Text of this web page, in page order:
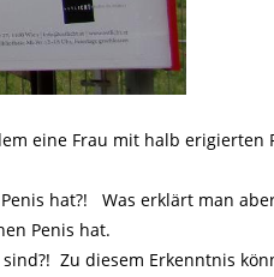
eine Frau mit halb erigierten
hat?! Was erklärt man
Penis hat.
Zu diesem Erkenntnis